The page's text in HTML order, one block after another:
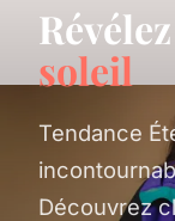
soleil
Tendance
Découvrez